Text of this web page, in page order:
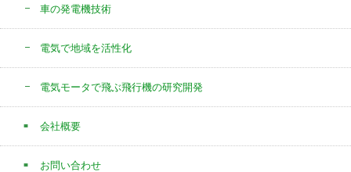
車の発電機技術
電気で地域を活性化
電気モータで飛ぶ飛行機の研究開発
会社概要
お問い合わせ